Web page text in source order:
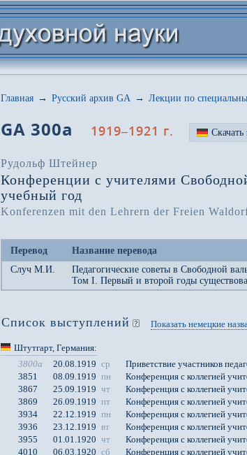
Главная → Русский архив GA → Лекции по
GA 300a 1919–1921 г.
Рудольф Штейнер
Конференции с учителями
учебный год
Konferenzen mit den Lehrern der Freien
Перевод Название перевода
Случ М.И.
Педагогические советы в Свободной
Том I. Первый и второй годы
Список выступлений Показать немецкие
Штутгарт, Германия:
3800a
20.08.1919 ср
Приветствие участников
3851
08.09.1919 пн
Конференция с коллегией
3867
25.09.1919 чт
Конференция с коллегией
3869
26.09.1919 пт
Конференция с коллегией
3934
22.12.1919 пн
Конференция с коллегией
3936
23.12.1919 вт
Конференция с коллегией
3955
01.01.1920 чт
Конференция с коллегией
4010
06.03.1920 сб
Конференция с коллегией